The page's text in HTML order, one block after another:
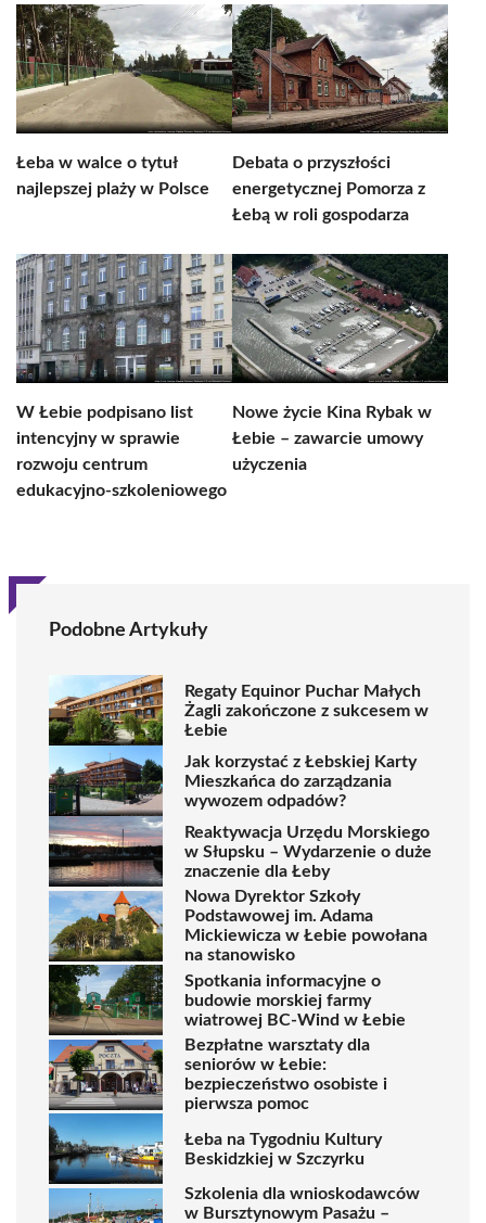
Łeba w walce o tytuł
najlepszej plaży w Polsce
Debata o przyszłości
energetycznej Pomorza z
Łebą w roli gospodarza
W Łebie podpisano list
intencyjny w sprawie
rozwoju centrum
edukacyjno-szkoleniowego
Nowe życie Kina Rybak w
Łebie – zawarcie umowy
użyczenia
Podobne Artykuły
Regaty Equinor Puchar Małych
Żagli zakończone z sukcesem w
Łebie
Jak korzystać z Łebskiej Karty
Mieszkańca do zarządzania
wywozem odpadów?
Reaktywacja Urzędu Morskiego
w Słupsku – Wydarzenie o duże
znaczenie dla Łeby
Nowa Dyrektor Szkoły
Podstawowej im. Adama
Mickiewicza w Łebie powołana
na stanowisko
Spotkania informacyjne o
budowie morskiej farmy
wiatrowej BC-Wind w Łebie
Bezpłatne warsztaty dla
seniorów w Łebie:
bezpieczeństwo osobiste i
pierwsza pomoc
Łeba na Tygodniu Kultury
Beskidzkiej w Szczyrku
Szkolenia dla wnioskodawców
w Bursztynowym Pasażu –